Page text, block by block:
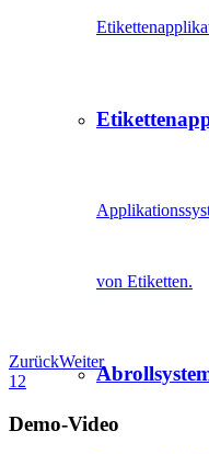
von Etiketten.
ZurückWeiter
1 2
Demo-Video